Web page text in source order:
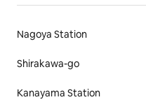
Nagoya Station
Shirakawa-go
Kanayama Station